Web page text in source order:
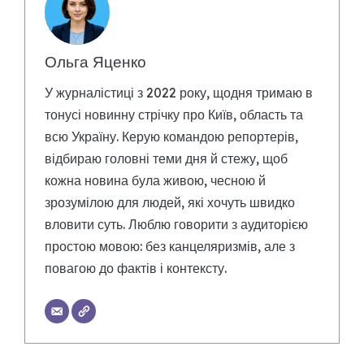
Ольга Яценко
У журналістиці з 2022 року, щодня тримаю в
тонусі новинну стрічку про Київ, область та
всю Україну. Керую командою репортерів,
відбираю головні теми дня й стежу, щоб
кожна новина була живою, чесною й
зрозумілою для людей, які хочуть швидко
вловити суть. Люблю говорити з аудиторією
простою мовою: без канцеляризмів, але з
повагою до фактів і контексту.